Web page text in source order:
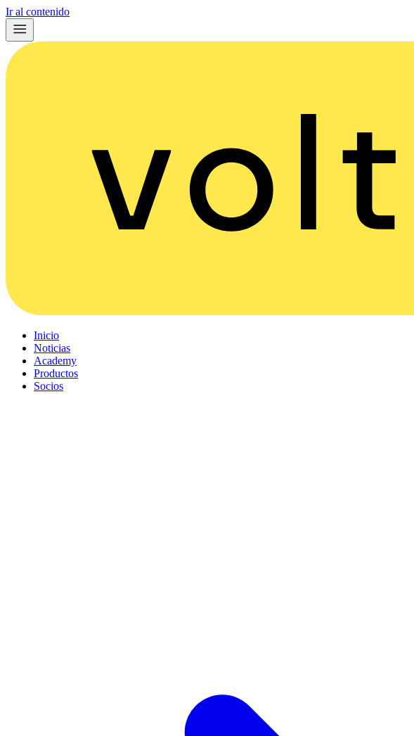
Ir al contenido
Inicio
Noticias
Academy
Productos
Socios